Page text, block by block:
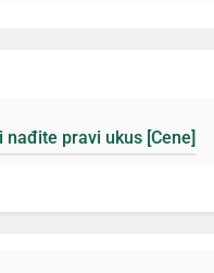
[Cene]